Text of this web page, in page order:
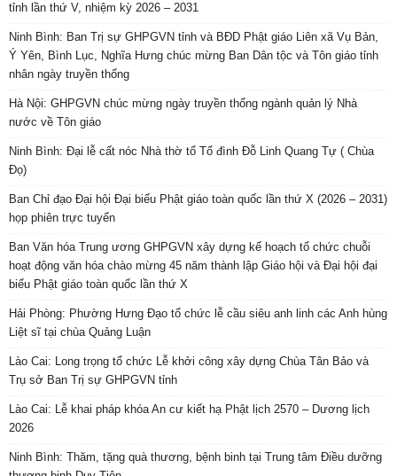
tỉnh lần thứ V, nhiệm kỳ 2026 – 2031
Ninh Bình: Ban Trị sự GHPGVN tỉnh và BĐD Phật giáo Liên xã Vụ Bản,
Ý Yên, Bình Lục, Nghĩa Hưng chúc mừng Ban Dân tộc và Tôn giáo tỉnh
nhân ngày truyền thống
Hà Nội: GHPGVN chúc mừng ngày truyền thống ngành quản lý Nhà
nước về Tôn giáo
Ninh Bình: Đại lễ cất nóc Nhà thờ tổ Tổ đình Đỗ Linh Quang Tự ( Chùa
Đọ)
Ban Chỉ đạo Đại hội Đại biểu Phật giáo toàn quốc lần thứ X (2026 – 2031)
họp phiên trực tuyến
Ban Văn hóa Trung ương GHPGVN xây dựng kế hoạch tổ chức chuỗi
hoạt động văn hóa chào mừng 45 năm thành lập Giáo hội và Đại hội đại
biểu Phật giáo toàn quốc lần thứ X
Hải Phòng: Phường Hưng Đạo tổ chức lễ cầu siêu anh linh các Anh hùng
Liệt sĩ tại chùa Quảng Luận
Lào Cai: Long trọng tổ chức Lễ khởi công xây dựng Chùa Tân Bảo và
Trụ sở Ban Trị sự GHPGVN tỉnh
Lào Cai: Lễ khai pháp khóa An cư kiết hạ Phật lịch 2570 – Dương lịch
2026
Ninh Bình: Thăm, tặng quà thương, bệnh binh tại Trung tâm Điều dưỡng